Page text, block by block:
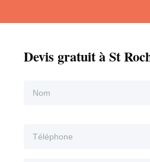
Devis gratuit à St